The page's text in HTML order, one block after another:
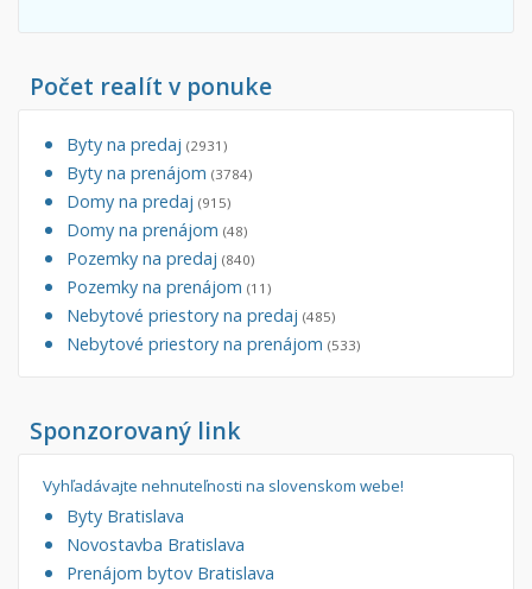
Počet realít v ponuke
Byty na predaj (2931)
Byty na prenájom (3784)
Domy na predaj (915)
Domy na prenájom (48)
Pozemky na predaj (840)
Pozemky na prenájom (11)
Nebytové priestory na predaj (485)
Nebytové priestory na prenájom (533)
Sponzorovaný link
Vyhľadávajte nehnuteľnosti na slovenskom webe!
Byty Bratislava
Novostavba Bratislava
Prenájom bytov Bratislava